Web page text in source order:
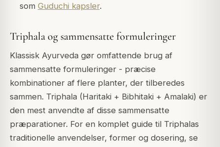
som Guduchi kapsler.
Triphala og sammensatte formuleringer
Klassisk Ayurveda gør omfattende brug af
sammensatte formuleringer - præcise
kombinationer af flere planter, der tilberedes
sammen. Triphala (Haritaki + Bibhitaki + Amalaki) er
den mest anvendte af disse sammensatte
præparationer. For en komplet guide til Triphalas
traditionelle anvendelser, former og dosering, se